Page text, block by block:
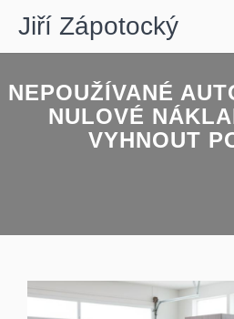
Jiří Zápotocký
NEPOUŽÍVANÉ
NULOVÉ
VYHNOUT